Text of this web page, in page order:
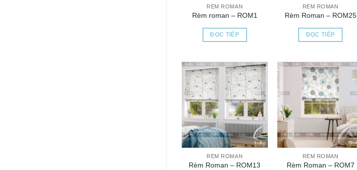
RÈM ROMAN
Rèm roman – ROM1
ĐỌC TIẾP
RÈM ROMAN
Rèm Roman – ROM25
ĐỌC TIẾP
RÈM ROMAN
Rèm Roman – ROM13
RÈM ROMAN
Rèm Roman – ROM7